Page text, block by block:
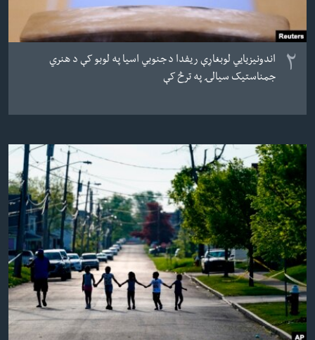
۲
اندونیزیایي لوبغاړې ریفدا د جنوبي اسیا په لوبو کې د هنري
جمناستیک سیالۍ په ترڅ کې